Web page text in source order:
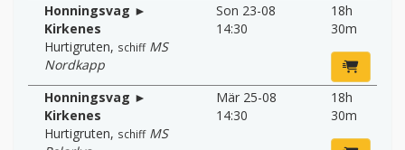
Honningsvag ►
Kirkenes
Hurtigruten, schiff MS
Nordkapp
Son 23-08
14:30
18h
30m
Honningsvag ►
Kirkenes
Hurtigruten, schiff MS
Mär 25-08
14:30
18h
30m